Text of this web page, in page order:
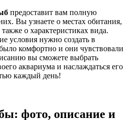
предоставит вам полную
Вы узнаете о местах обитания,
о характеристиках вида.
условия нужно создать в
комфортно и они чувствовали
вы сможете выбрать
аквариума и наслаждаться его
каждый день!
фото, описание и